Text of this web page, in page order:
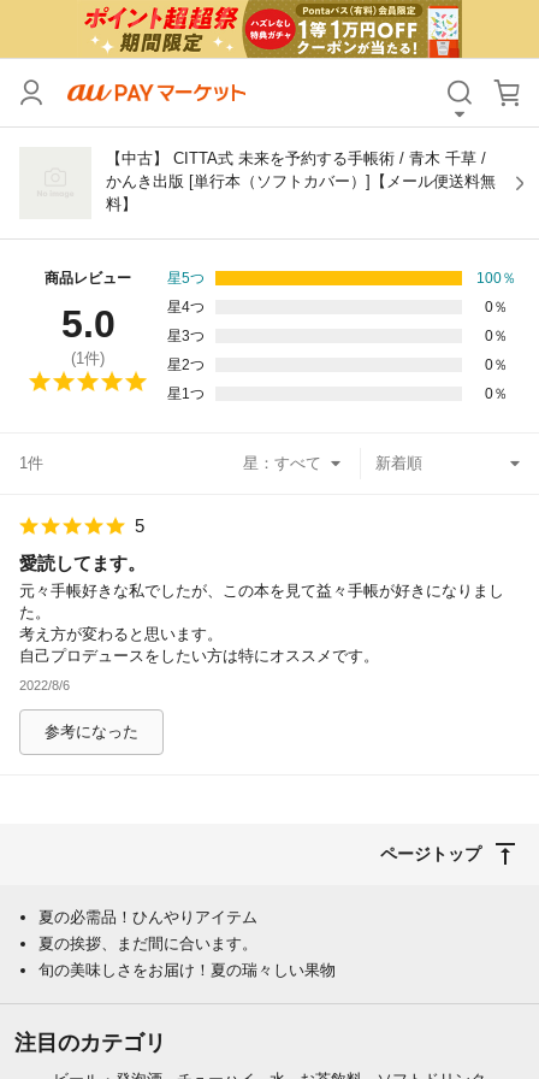
【中古】 CITTA式 未来を予約する手帳術 / 青木 千草 /
かんき出版 [単行本（ソフトカバー）]【メール便送料無
料】
商品レビュー
5.0
(1件)
星5つ 100％
星4つ
0％
星3つ
0％
星2つ
0％
星1つ
0％
1件 星：
5
愛読してます。
元々手帳好きな私でしたが、この本を見て益々手帳が好きになりまし
た。
考え方が変わると思います。
自己プロデュースをしたい方は特にオススメです。
2022/8/6
参考になった
ページトップ
夏の必需品！ひんやりアイテム
夏の挨拶、まだ間に合います。
旬の美味しさをお届け！夏の瑞々しい果物
注目のカテゴリ
カテゴリ すべて
すべて
その他の条件
送料無料
Pontaパス特典対象すべて
除外ワード